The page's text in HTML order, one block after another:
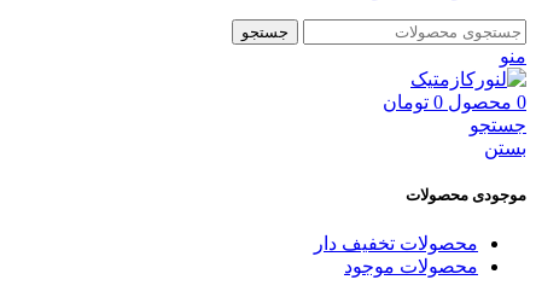
جستجو
منو
0 محصول 0 تومان
جستجو
بستن
موجودی محصولات
محصولات تخفیف دار
محصولات موجود